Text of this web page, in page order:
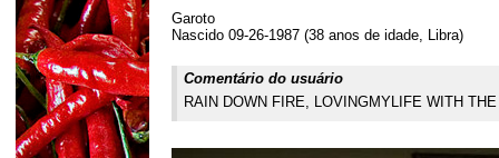
Garoto
Nascido 09-26-1987 (38 anos de idade, Libra)
Comentário do usuário
RAIN DOWN FIRE, LOVINGMYLIFE WITH